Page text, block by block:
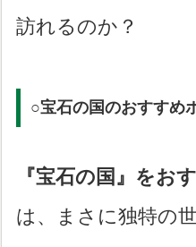
訪れるのか？
○宝石の国のおすすめ
『宝石の国』をお
は、まさに独特の世